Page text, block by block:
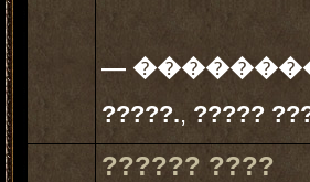
—
?????., ?????
?????? ????